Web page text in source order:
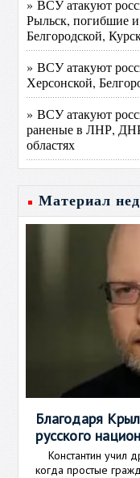
» ВСУ атакуют
Рыльск, погибшие
Белгородской,
» ВСУ атакуют
Херсонской,
» ВСУ атакуют
раненые в ЛНР,
областях
Материал
Благодаря
русского
Константин учил
когда простые